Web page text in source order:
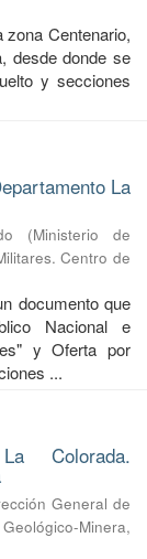
zona Centenario,
desde donde se
y secciones
La
(Ministerio de
Centro de
documento que
Nacional e
y Oferta por
...
Colorada.
General de
Minera,